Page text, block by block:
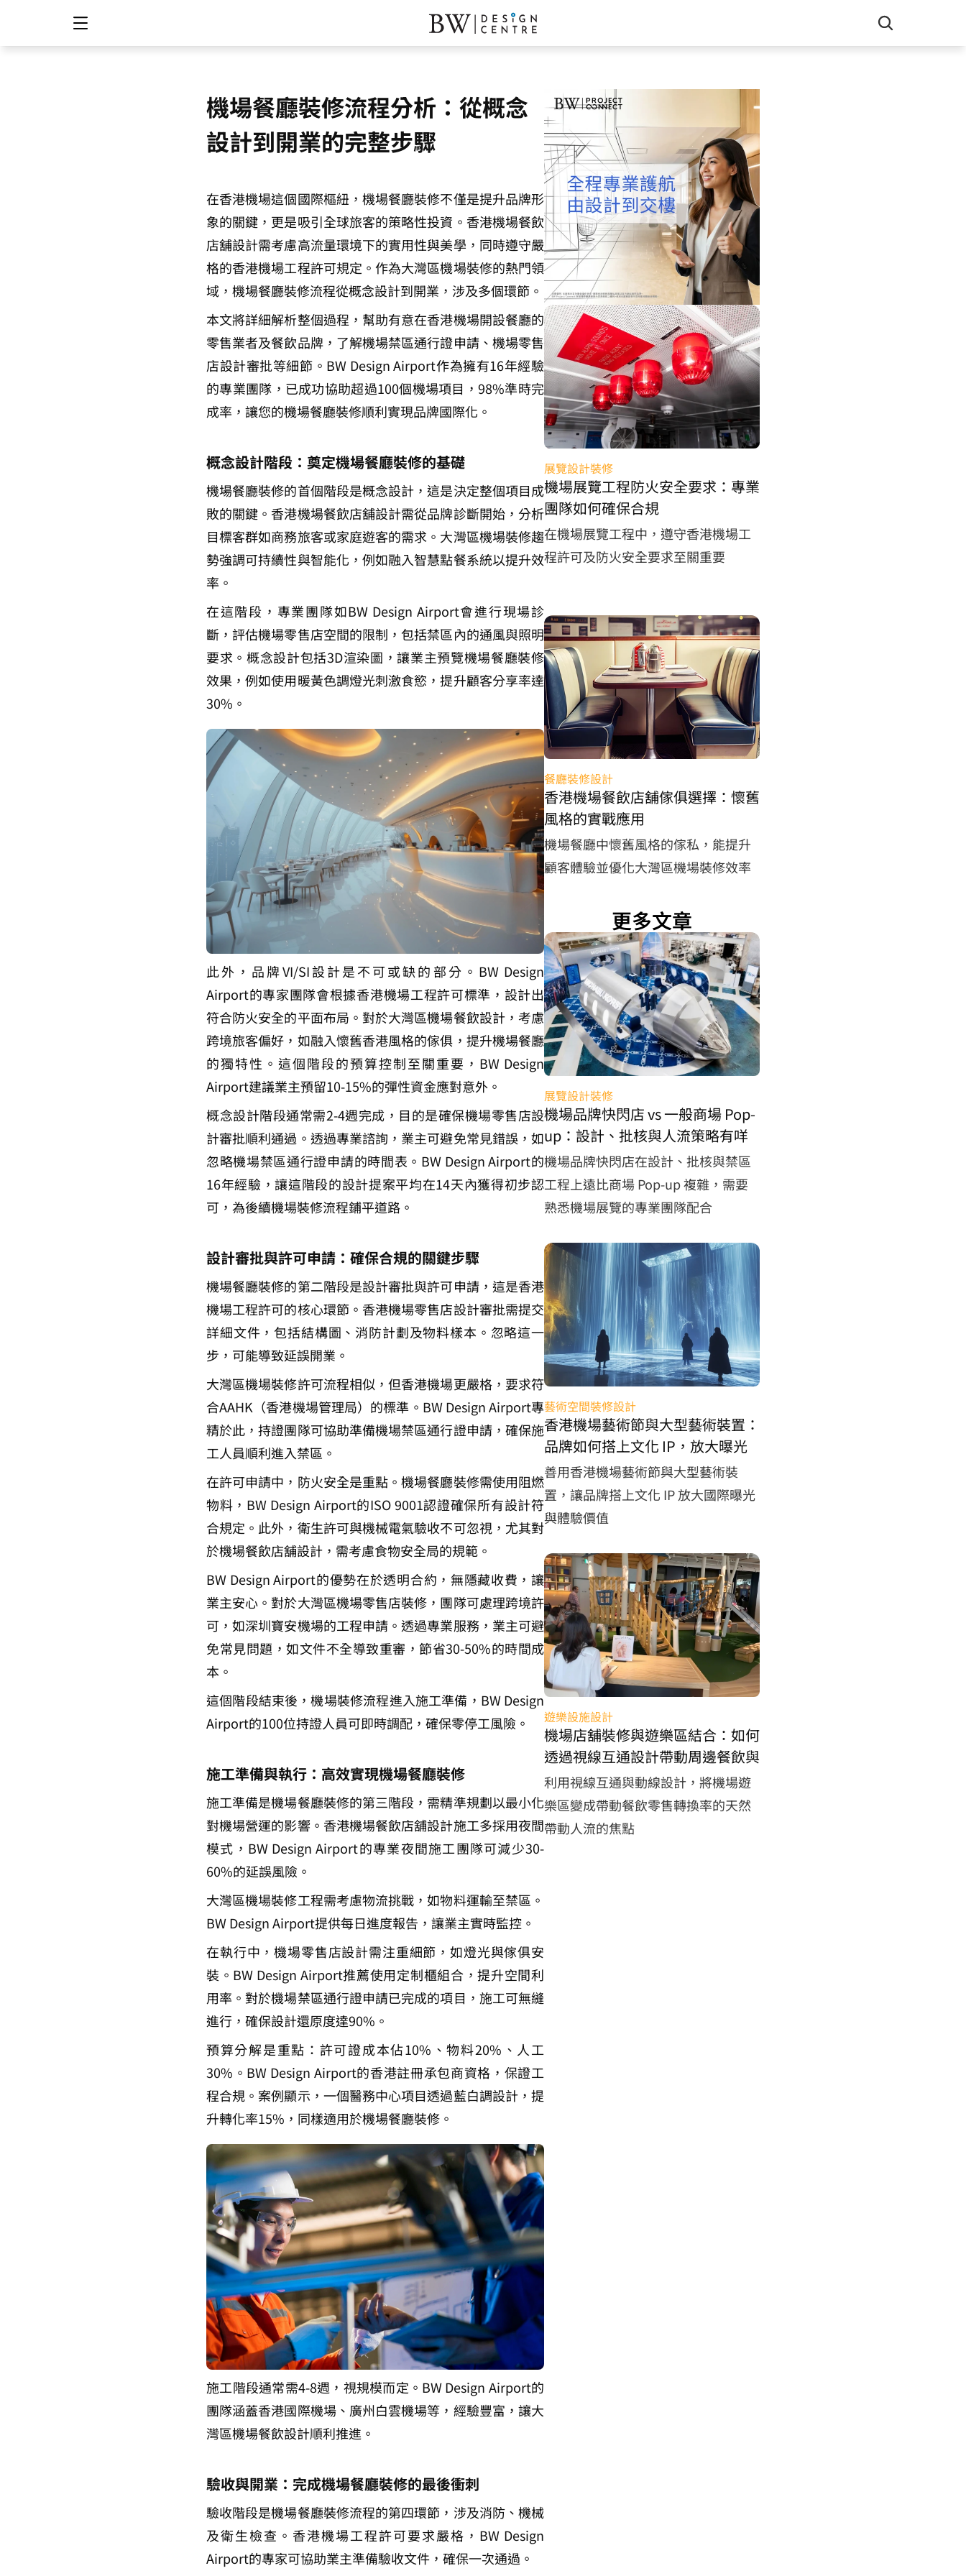
機場餐廳裝修流程分析：從概念
設計到開業的完整步驟
在香港機場這個國際樞紐，機場餐廳裝修不僅是提升品牌形
象的關鍵，更是吸引全球旅客的策略性投資。香港機場餐飲
店舖設計需考慮高流量環境下的實用性與美學，同時遵守嚴
格的香港機場工程許可規定。作為大灣區機場裝修的熱門領
域，機場餐廳裝修流程從概念設計到開業，涉及多個環節。
本文將詳細解析整個過程，幫助有意在香港機場開設餐廳的
零售業者及餐飲品牌，了解機場禁區通行證申請、機場零售
店設計審批等細節。BW Design Airport作為擁有16年經驗
的專業團隊，已成功協助超過100個機場項目，98%準時完
成率，讓您的機場餐廳裝修順利實現品牌國際化。
概念設計階段：奠定機場餐廳裝修的基礎
機場餐廳裝修的首個階段是概念設計，這是決定整個項目成
敗的關鍵。香港機場餐飲店舖設計需從品牌診斷開始，分析
目標客群如商務旅客或家庭遊客的需求。大灣區機場裝修趨
勢強調可持續性與智能化，例如融入智慧點餐系統以提升效
率。
在這階段，專業團隊如BW Design Airport會進行現場診
斷，評估機場零售店空間的限制，包括禁區內的通風與照明
要求。概念設計包括3D渲染圖，讓業主預覽機場餐廳裝修
效果，例如使用暖黃色調燈光刺激食慾，提升顧客分享率達
30%。
此外，品牌VI/SI設計是不可或缺的部分。BW Design
Airport的專家團隊會根據香港機場工程許可標準，設計出
符合防火安全的平面布局。對於大灣區機場餐飲設計，考慮
跨境旅客偏好，如融入懷舊香港風格的傢俱，提升機場餐廳
的獨特性。這個階段的預算控制至關重要，BW Design
Airport建議業主預留10-15%的彈性資金應對意外。
概念設計階段通常需2-4週完成，目的是確保機場零售店設
計審批順利通過。透過專業諮詢，業主可避免常見錯誤，如
忽略機場禁區通行證申請的時間表。BW Design Airport的
16年經驗，讓這階段的設計提案平均在14天內獲得初步認
可，為後續機場裝修流程鋪平道路。
設計審批與許可申請：確保合規的關鍵步驟
機場餐廳裝修的第二階段是設計審批與許可申請，這是香港
機場工程許可的核心環節。香港機場零售店設計審批需提交
詳細文件，包括結構圖、消防計劃及物料樣本。忽略這一
步，可能導致延誤開業。
大灣區機場裝修許可流程相似，但香港機場更嚴格，要求符
合AAHK（香港機場管理局）的標準。BW Design Airport專
精於此，持證團隊可協助準備機場禁區通行證申請，確保施
工人員順利進入禁區。
在許可申請中，防火安全是重點。機場餐廳裝修需使用阻燃
物料，BW Design Airport的ISO 9001認證確保所有設計符
合規定。此外，衛生許可與機械電氣驗收不可忽視，尤其對
於機場餐飲店舖設計，需考慮食物安全局的規範。
BW Design Airport的優勢在於透明合約，無隱藏收費，讓
業主安心。對於大灣區機場零售店裝修，團隊可處理跨境許
可，如深圳寶安機場的工程申請。透過專業服務，業主可避
免常見問題，如文件不全導致重審，節省30-50%的時間成
本。
這個階段結束後，機場裝修流程進入施工準備，BW Design
Airport的100位持證人員可即時調配，確保零停工風險。
施工準備與執行：高效實現機場餐廳裝修
施工準備是機場餐廳裝修的第三階段，需精準規劃以最小化
對機場營運的影響。香港機場餐飲店舖設計施工多採用夜間
模式，BW Design Airport的專業夜間施工團隊可減少30-
60%的延誤風險。
大灣區機場裝修工程需考慮物流挑戰，如物料運輸至禁區。
BW Design Airport提供每日進度報告，讓業主實時監控。
在執行中，機場零售店設計需注重細節，如燈光與傢俱安
裝。BW Design Airport推薦使用定制櫃組合，提升空間利
用率。對於機場禁區通行證申請已完成的項目，施工可無縫
進行，確保設計還原度達90%。
預算分解是重點：許可證成本佔10%、物料20%、人工
30%。BW Design Airport的香港註冊承包商資格，保證工
程合規。案例顯示，一個醫務中心項目透過藍白調設計，提
升轉化率15%，同樣適用於機場餐廳裝修。
施工階段通常需4-8週，視規模而定。BW Design Airport的
團隊涵蓋香港國際機場、廣州白雲機場等，經驗豐富，讓大
灣區機場餐飲設計順利推進。
驗收與開業：完成機場餐廳裝修的最後衝刺
驗收階段是機場餐廳裝修流程的第四環節，涉及消防、機械
及衛生檢查。香港機場工程許可要求嚴格，BW Design
Airport的專家可協助業主準備驗收文件，確保一次通過。
展覽設計裝修
機場展覽工程防火安全要求：專業
團隊如何確保合規
在機場展覽工程中，遵守香港機場工
程許可及防火安全要求至關重要
餐廳裝修設計
香港機場餐飲店舖傢俱選擇：懷舊
風格的實戰應用
機場餐廳中懷舊風格的傢私，能提升
顧客體驗並優化大灣區機場裝修效率
更多文章
展覽設計裝修
機場品牌快閃店 vs 一般商場 Pop-
up：設計、批核與人流策略有咩
不同？
機場品牌快閃店在設計、批核與禁區
工程上遠比商場 Pop-up 複雜，需要
熟悉機場展覽的專業團隊配合
藝術空間裝修設計
香港機場藝術節與大型藝術裝置：
品牌如何搭上文化 IP，放大曝光
效益
善用香港機場藝術節與大型藝術裝
置，讓品牌搭上文化 IP 放大國際曝光
與體驗價值
遊樂設施設計
機場店舖裝修與遊樂區結合：如何
透過視線互通設計帶動周邊餐飲與
零售轉換率？
利用視線互通與動線設計，將機場遊
樂區變成帶動餐飲零售轉換率的天然
帶動人流的焦點